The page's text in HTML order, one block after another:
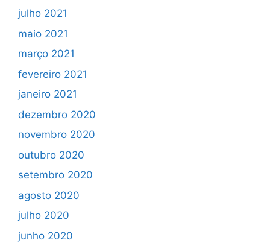
julho 2021
maio 2021
março 2021
fevereiro 2021
janeiro 2021
dezembro 2020
novembro 2020
outubro 2020
setembro 2020
agosto 2020
julho 2020
junho 2020